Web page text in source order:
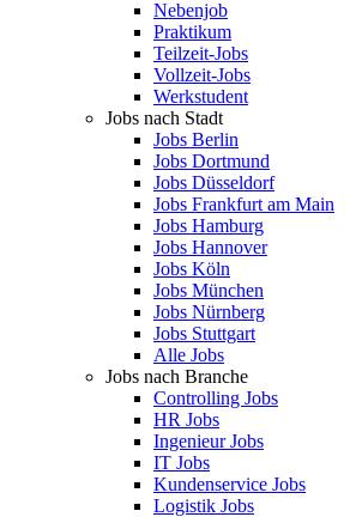
Nebenjob
Praktikum
Teilzeit-Jobs
Vollzeit-Jobs
Werkstudent
Jobs nach Stadt
Jobs Berlin
Jobs Dortmund
Jobs Düsseldorf
Jobs Frankfurt am Main
Jobs Hamburg
Jobs Hannover
Jobs Köln
Jobs München
Jobs Nürnberg
Jobs Stuttgart
Alle Jobs
Jobs nach Branche
Controlling Jobs
HR Jobs
Ingenieur Jobs
IT Jobs
Kundenservice Jobs
Logistik Jobs